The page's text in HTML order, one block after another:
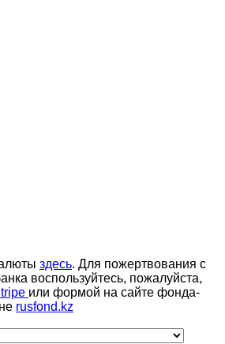
здесь. Для пожертвования с
воспользуйтесь, пожалуйста,
или формой на сайте фонда-
rusfond.kz